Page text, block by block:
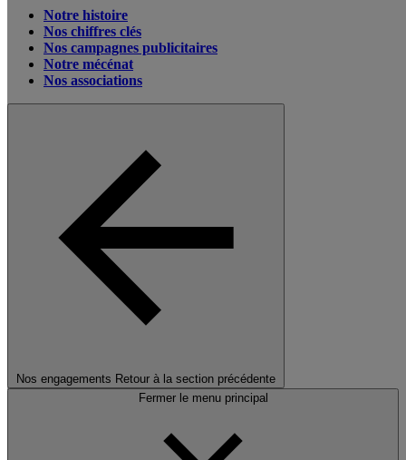
Notre histoire
Nos chiffres clés
Nos campagnes publicitaires
Notre mécénat
Nos associations
Nos engagements Retour à la section précédente
Fermer le menu principal